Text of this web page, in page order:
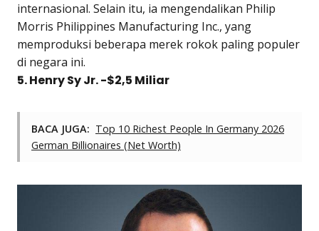
internasional. Selain itu, ia mengendalikan Philip
Morris Philippines Manufacturing Inc., yang
memproduksi beberapa merek rokok paling populer
di negara ini.
5. Henry Sy Jr. -$2,5 Miliar
BACA JUGA: Top 10 Richest People In Germany 2026
German Billionaires (Net Worth)